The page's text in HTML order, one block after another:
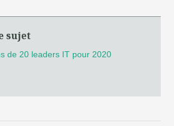
sujet
de 20 leaders IT pour 2020